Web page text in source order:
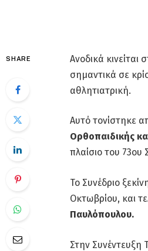
SHARE
Ανοδικά
σημαντικά σε
αθλητιατρική.
Αυτό τονίστηκε
Ορθοπαιδικής
πλαίσιο του 73ου
Το Συνέδριο
Οκτωβρίου, και
Παυλόπουλου.
Στην Συνέντευξη